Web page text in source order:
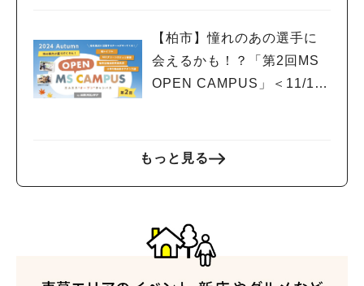
【柏市】憧れのあの選手に
会えるかも！？「第2回MS
OPEN CAMPUS」＜11/17
もっと見る